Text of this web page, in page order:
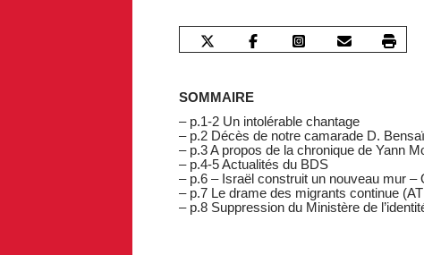
SOMMAIRE
– p.1-2 Un intolérable chantage
– p.2 Décès de notre camarade D.
– p.3 A propos de la chronique de Yann
– p.4-5 Actualités du BDS
– p.6 – Israël construit un nouveau mur –
– p.7 Le drame des migrants continue
– p.8 Suppression du Ministère de